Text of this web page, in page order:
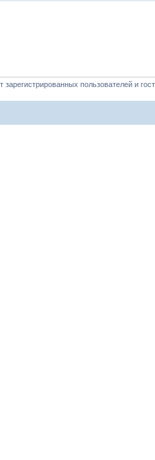
пользователей и